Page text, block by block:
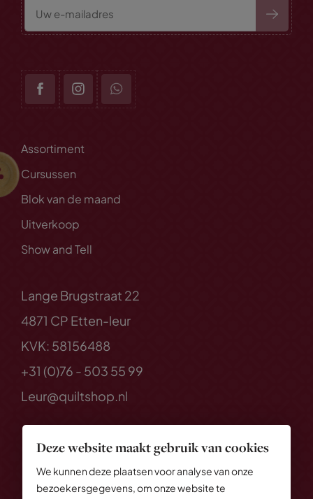
Deze website maakt gebruik van cookies
We kunnen deze plaatsen voor analyse van onze
bezoekersgegevens, om onze website te
Assortiment
Cursussen
Blok van de maand
Uitverkoop
Show and Tell
Lange Brugstraat 22
4871 CP Etten-leur
KVK: 58156488
+31 (0)76 - 503 55 99
Leur@quiltshop.nl